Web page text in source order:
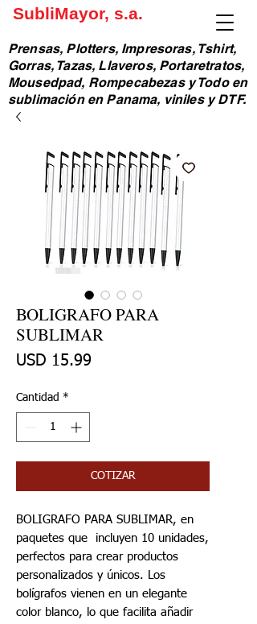
SubliMayor, s.a.
Prensas, Plotters, Impresoras, Tshirt,
Gorras, Tazas, Llaveros, Portaretratos,
Mousedpad, Rompecabezas y Todo en
sublimación en Panama, viniles y DTF.
BOLIGRAFO PARA
SUBLIMAR
USD 15.99
Cantidad *
COTIZAR
BOLIGRAFO PARA SUBLIMAR, en
paquetes que incluyen 10 unidades,
perfectos para crear productos
personalizados y únicos. Los
bolígrafos vienen en un elegante
color blanco, lo que facilita añadir